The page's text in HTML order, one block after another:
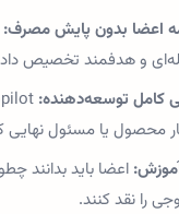
اعضا بدون پایش مصرف:
و هدفمند تخصیص
کامل توسعه‌دهنده:
محصول یا مسئول نهایی
اعضا باید بدانند
را نقد کنند.